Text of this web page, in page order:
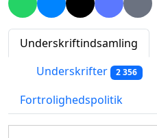
Underskriftindsamling
Underskrifter 2 356
Fortrolighedspolitik